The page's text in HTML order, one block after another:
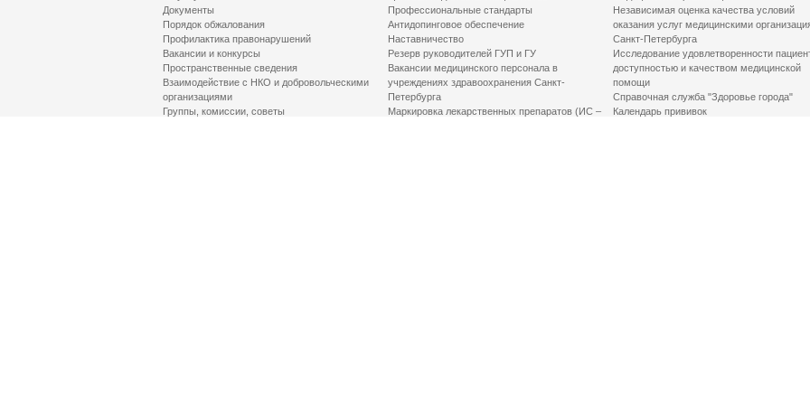
Документы
Порядок обжалования
Профилактика правонарушений
Вакансии и конкурсы
Пространственные сведения
Взаимодействие с НКО и добровольческими
организациями
Группы, комиссии, советы
Профессиональные стандарты
Антидопинговое обеспечение
Наставничество
Резерв руководителей ГУП и ГУ
Вакансии медицинского персонала в
учреждениях здравоохранения Санкт-
Петербурга
Маркировка лекарственных препаратов (ИС –
Независимая оценка качества условий
оказания услуг медицинскими
Санкт-Петербурга
Исследование удовлетворенности
доступностью и качеством медицинской
помощи
Справочная служба "Здоровье города"
Календарь прививок